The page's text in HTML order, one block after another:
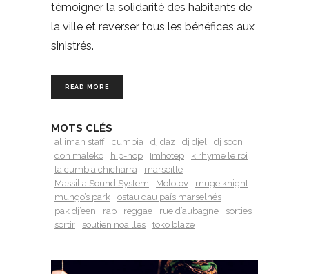
témoigner la solidarité des habitants de
la ville et reverser tous les bénéfices aux
sinistrés.
READ MORE
MOTS CLÉS
al iman staff cumbia dj daz dj djel
dj soon
don maleko
hip-hop Imhotep
k rhyme le roi
la cumbia chicharra
marseille
Massilia Sound System
Molotov
muge knight
mungo’s park
ostau dau país marselhés
pak dj’een
rap reggae rue d’aubagne
sorties
sortir
soutien noailles toko blaze